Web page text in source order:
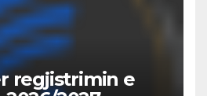
regjistrimin e